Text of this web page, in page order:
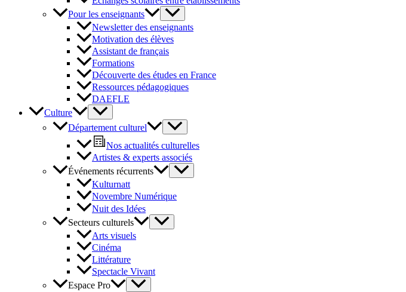
Pour les enseignants
Newsletter des enseignants
Motivation des élèves
Assistant de français
Formations
Découverte des études en France
Ressources pédagogiques
DAEFLE
Culture
Département culturel
Nos actualités culturelles
Artistes & experts associés
Événements récurrents
Kulturnatt
Novembre Numérique
Nuit des Idées
Secteurs culturels
Arts visuels
Cinéma
Littérature
Spectacle Vivant
Espace Pro